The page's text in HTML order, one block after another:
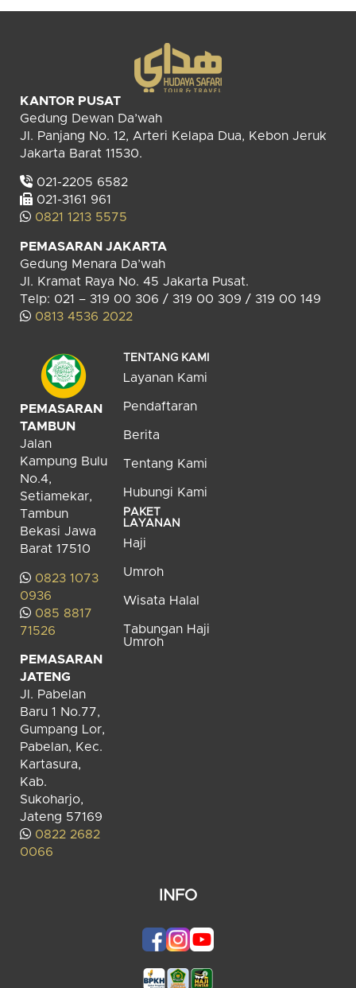
KANTOR PUSAT
Gedung Dewan Da’wah
Jl. Panjang No. 12, Arteri Kelapa Dua, Kebon Jeruk
Jakarta Barat 11530.
021-2205 6582
021-3161 961
0821 1213 5575
PEMASARAN JAKARTA
Gedung Menara Da’wah
Jl. Kramat Raya No. 45 Jakarta Pusat.
Telp: 021 – 319 00 306 / 319 00 309 / 319 00 149
0813 4536 2022
PEMASARAN
TAMBUN
Jalan
Kampung Bulu
No.4,
Setiamekar,
Tambun
Bekasi Jawa
Barat 17510
0823 1073
0936
085 8817
71526
PEMASARAN
JATENG
Jl. Pabelan
Baru 1 No.77,
Gumpang Lor,
Pabelan, Kec.
Kartasura,
Kab.
Sukoharjo,
Jateng 57169
0822 2682
0066
TENTANG KAMI
Layanan Kami
Pendaftaran
Berita
Tentang Kami
Hubungi Kami
PAKET
LAYANAN
Haji
Umroh
Wisata Halal
Tabungan Haji
Umroh
INFO